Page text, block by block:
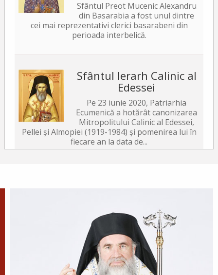
Sfântul Preot Mucenic Alexandru
din Basarabia a fost unul dintre
cei mai reprezentativi clerici basarabeni din
perioada interbelică.
Sfântul Ierarh Calinic al
Edessei
Pe 23 iunie 2020, Patriarhia
Ecumenică a hotărât canonizarea
Mitropolitului Calinic al Edessei,
Pellei și Almopiei (1919-1984) și pomenirea lui în
fiecare an la data de...
Sfântul Ierarh Emilian,
mărturisitorul lui Hristos, a trăit
pe vremea împărăției lui Leon Armeanul,
luptătorul împotriva icoanelor, și fiind el episcop
al Cizicului, de...